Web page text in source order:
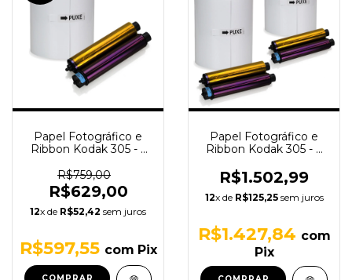
Papel Fotográfico e
Ribbon Kodak 305 - 1
R$759,00
R$629,00
12x de R$52,42 sem juros
R$597,55 com Pix
Papel Fotográfico e
Ribbon Kodak 305 - 2
R$1.502,99
12x de R$125,25sem juros
R$1.427,84 com
Pix